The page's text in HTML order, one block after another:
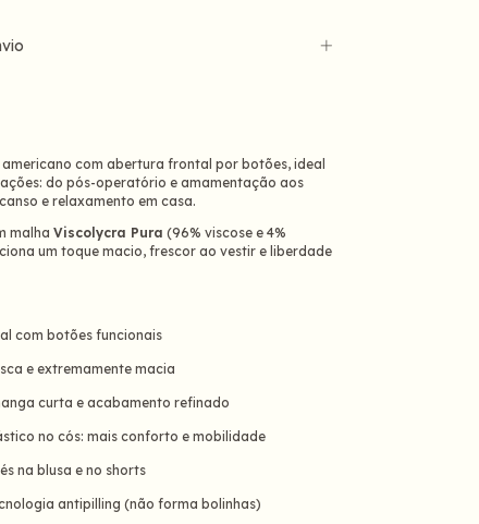
com abertura frontal por botões, ideal
do pós-operatório e amamentação aos
e relaxamento em casa.
malha Viscolycra Pura (96% viscose e 4%
um toque macio, frescor ao vestir e liberdade
com botões funcionais
e extremamente macia
curta e acabamento refinado
no cós: mais conforto e mobilidade
na blusa e no shorts
antipilling (não forma bolinhas)